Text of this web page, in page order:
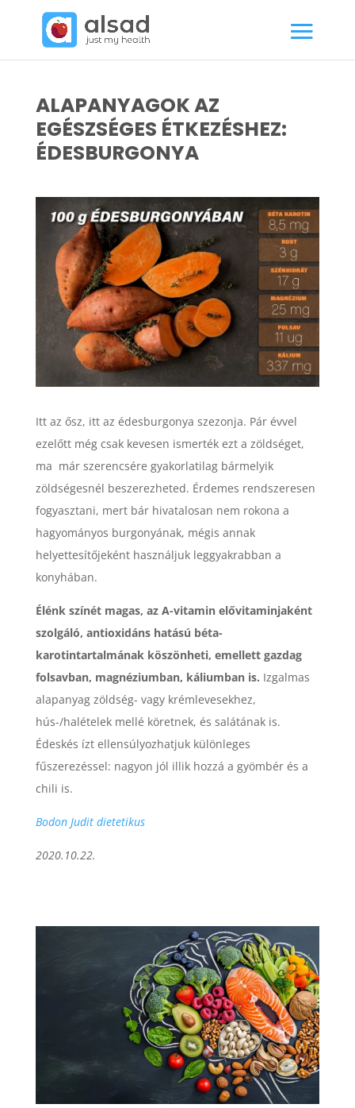
ALAPANYAGOK AZ
EGÉSZSÉGES ÉTKEZÉSHEZ:
ÉDESBURGONYA
Itt az ősz, itt az édesburgonya szezonja. Pár évvel
ezelőtt még csak kevesen ismerték ezt a zöldséget,
ma már szerencsére gyakorlatilag bármelyik
zöldségesnél beszerezheted. Érdemes rendszeresen
fogyasztani, mert bár hivatalosan nem rokona a
hagyományos burgonyának, mégis annak
helyettesítőjeként használjuk leggyakrabban a
konyhában.
Élénk színét magas, az A-vitamin elővitaminjaként
szolgáló, antioxidáns hatású béta-
karotintartalmának köszönheti, emellett gazdag
folsavban, magnéziumban, káliumban is. Izgalmas
alapanyag zöldség- vagy krémlevesekhez,
hús-/halételek mellé köretnek, és salátának is.
Édeskés ízt ellensúlyozhatjuk különleges
fűszerezéssel: nagyon jól illik hozzá a gyömbér és a
chili is.
Bodon Judit dietetikus
2020.10.22.